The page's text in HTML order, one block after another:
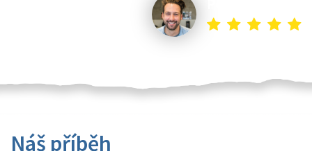
Náš příběh